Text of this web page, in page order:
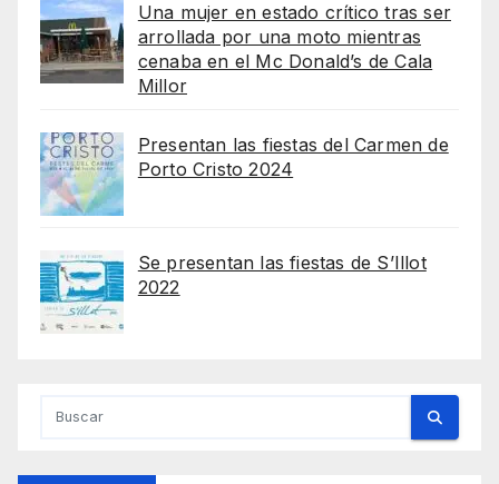
Una mujer en estado crítico tras ser
arrollada por una moto mientras
cenaba en el Mc Donald’s de Cala
Millor
Presentan las fiestas del Carmen de
Porto Cristo 2024
Se presentan las fiestas de S’Illot
2022